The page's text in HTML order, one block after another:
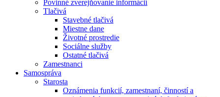
Povinné zverejňovanie informácií
Tlačivá
Stavebné tlačivá
Miestne dane
Životné prostredie
Sociálne služby
Ostatné tlačivá
Zamestnanci
Samospráva
Starosta
Oznámenia funkcií, zamestnaní, činností a